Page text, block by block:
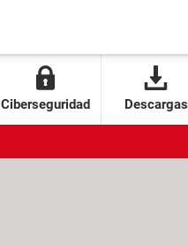
Ciberseguridad Descargas